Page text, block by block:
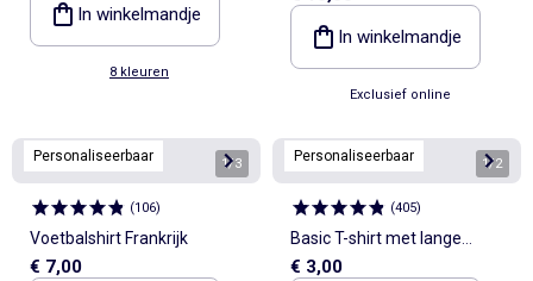
In winkelmandje
8 kleuren
collectieIn winkelmandje
Exclusief online
Personaliseerbaar 1/3
(106)
Voetbalshirt Frankrijk
€ 7,00
Personaliseerbaar 1/2
(405)
Basic T-shirt met lange
mouwen
€ 3,00